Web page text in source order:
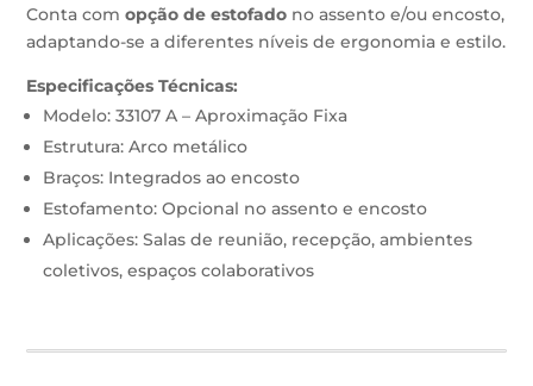
Conta comopção de estofado no assento e/ou encosto,
adaptando-se a diferentes níveis de ergonomia e estilo.
Especificações Técnicas:
Modelo: 33107 A – Aproximação Fixa
Estrutura: Arco metálico
Braços: Integrados ao encosto
Estofamento: Opcional no assento e encosto
Aplicações: Salas de reunião, recepção, ambientes
coletivos, espaços colaborativos